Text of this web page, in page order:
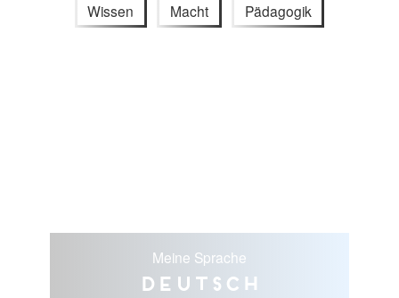
Wissen Macht Pädagogik
Meine Sprache
Deutsch